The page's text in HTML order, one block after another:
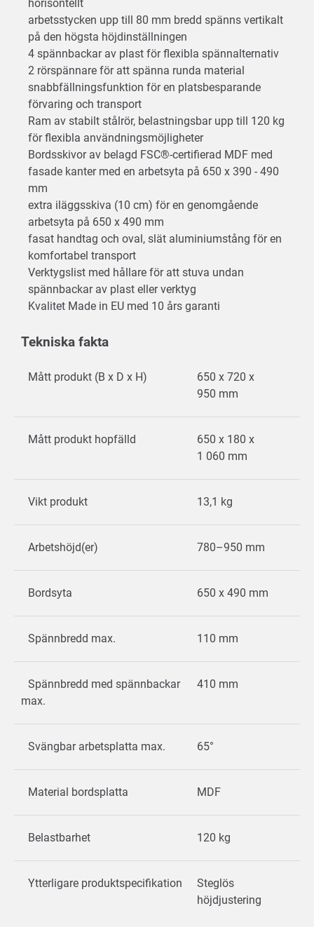
horisontellt
arbetsstycken upp till 80 mm bredd spänns vertikalt
på den högsta höjdinställningen
4 spännbackar av plast för flexibla spännalternativ
2 rörspännare för att spänna runda material
snabbfällningsfunktion för en platsbesparande
förvaring och transport
Ram av stabilt stålrör, belastningsbar upp till 120 kg
för flexibla användningsmöjligheter
Bordsskivor av belagd FSC®-certifierad MDF med
fasade kanter med en arbetsyta på 650 x 390 - 490
mm
extra iläggsskiva (10 cm) för en genomgående
arbetsyta på 650 x 490 mm
fasat handtag och oval, slät aluminiumstång för en
komfortabel transport
Verktygslist med hållare för att stuva undan
spännbackar av plast eller verktyg
Kvalitet Made in EU med 10 års garanti
Tekniska fakta
Mått produkt (B x D x H)
650 x 720 x
950 mm
Mått produkt hopfälld
650 x 180 x
1 060 mm
Vikt produkt 13,1 kg
Arbetshöjd(er) 780–950 mm
Bordsyta 650 x 490 mm
Spännbredd max. 110 mm
Spännbredd med spännbackar
max.
410 mm
Svängbar arbetsplatta max. 65°
Material bordsplatta MDF
Belastbarhet 120 kg
Ytterligare produktspecifikation
Steglös
höjdjustering